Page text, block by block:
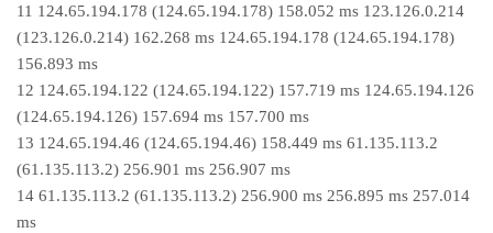
11 124.65.194.178 (124.65.194.178) 158.052 ms 123.126.0.214
(123.126.0.214) 162.268 ms 124.65.194.178 (124.65.194.178)
156.893 ms
12 124.65.194.122 (124.65.194.122) 157.719 ms 124.65.194.126
(124.65.194.126) 157.694 ms 157.700 ms
13 124.65.194.46 (124.65.194.46) 158.449 ms 61.135.113.2
(61.135.113.2) 256.901 ms 256.907 ms
14 61.135.113.2 (61.135.113.2) 256.900 ms 256.895 ms 257.014
ms